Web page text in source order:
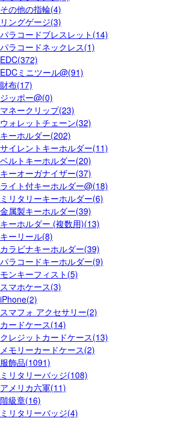
その他の指輪(4)
リングゲージ(3)
パラコードブレスレット(14)
パラコードネックレス(1)
EDC(372)
EDCミニツール@(91)
財布(17)
ジッポー@(0)
マネークリップ(23)
ウォレットチェーン(32)
キーホルダー(202)
サイレントキーホルダー(11)
ベルトキーホルダー(20)
キーオーガナイザー(37)
ライト付キーホルダー@(18)
ミリタリーキーホルダー(6)
金属製キーホルダー(39)
キーホルダー (複数用)(13)
キーリール(8)
カラビナキーホルダー(39)
パラコードキーホルダー(9)
モンキーフィスト(5)
スマホケース(3)
iPhone(2)
スマフォ アクセサリー(2)
カードケース(14)
クレジットカードケース(13)
メモリーカードケース(2)
服飾品(1091)
ミリタリーバッジ(108)
アメリカ六軍(11)
階級章(16)
ミリタリーバッジ(4)